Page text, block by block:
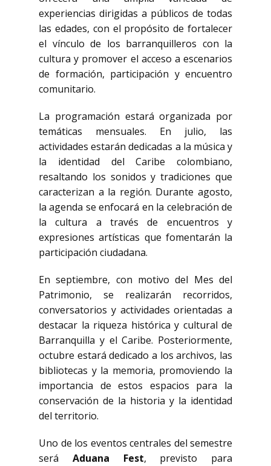
experiencias dirigidas a públicos de todas
las edades, con el propósito de fortalecer
el vínculo de los barranquilleros con la
cultura y promover el acceso a escenarios
de formación, participación y encuentro
comunitario.
La programación estará organizada por
temáticas mensuales. En julio, las
actividades estarán dedicadas a la música y
la identidad del Caribe colombiano,
resaltando los sonidos y tradiciones que
caracterizan a la región. Durante agosto,
la agenda se enfocará en la celebración de
la cultura a través de encuentros y
expresiones artísticas que fomentarán la
participación ciudadana.
En septiembre, con motivo del Mes del
Patrimonio, se realizarán recorridos,
conversatorios y actividades orientadas a
destacar la riqueza histórica y cultural de
Barranquilla y el Caribe. Posteriormente,
octubre estará dedicado a los archivos, las
bibliotecas y la memoria, promoviendo la
importancia de estos espacios para la
conservación de la historia y la identidad
del territorio.
Uno de los eventos centrales del semestre
será Aduana Fest, previsto para